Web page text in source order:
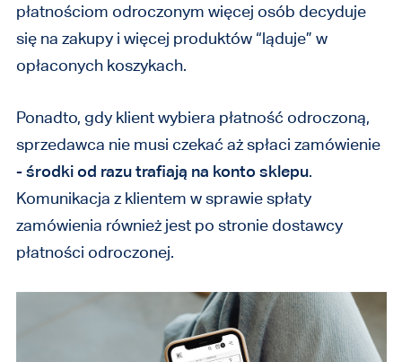
płatnościom odroczonym więcej osób decyduje
się na zakupy i więcej produktów “ląduje” w
opłaconych koszykach.
Ponadto, gdy klient wybiera płatność odroczoną,
sprzedawca nie musi czekać aż spłaci zamówienie
-środki od razu trafiają na konto sklepu.
Komunikacja z klientem w sprawie spłaty
zamówienia również jest po stronie dostawcy
płatności odroczonej.